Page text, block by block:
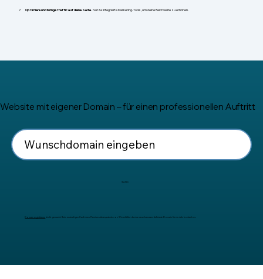
Optimiere und bringe Traffic auf deine Seite. Nutze integrierte Marketing-Tools, um deine Reichweite zu erhöhen.
Website mit eigener Domain – für einen professionellen Auftritt
Suchen
Domain registrieren leicht gemacht: Beim erstmaligen Kauf eines Premium-Jahrespakets von Wix erhältst du eine neue benutzerdefinierte Domain für ein Jahr kostenlos.